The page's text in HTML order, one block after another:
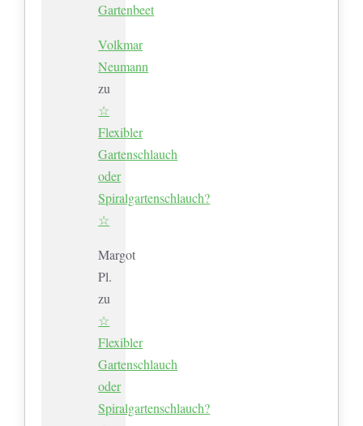
Gartenbeet
Volkmar
Neumann
zu
☆
Flexibler
Gartenschlauch
oder
Spiralgartenschlauch?
☆
Margot
Pl.
zu
☆
Flexibler
Gartenschlauch
oder
Spiralgartenschlauch?